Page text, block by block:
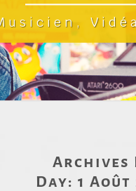
Archives
Day: 1 Août